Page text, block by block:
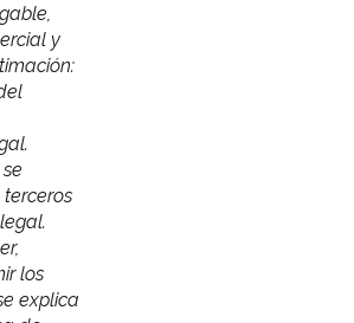
y
los
explica